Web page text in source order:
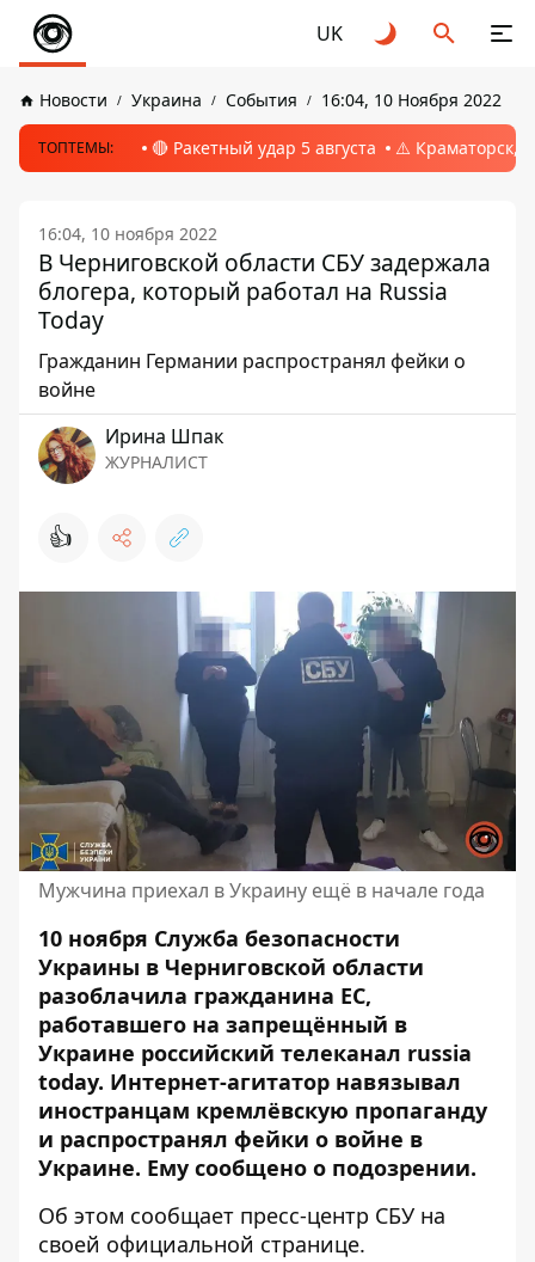
UK
Новости Украина События 16:04, 10 Ноября 2022
ТОПТЕМЫ: 🔴 Ракетный удар 5 августа ⚠️ Краматорск,
16:04, 10 ноября 2022
В Черниговской области СБУ задержала
блогера, который работал на Russia
Today
Гражданин Германии распространял фейки о
войне
Ирина Шпак
ЖУРНАЛИСТ
👍
Мужчина приехал в Украину ещё в начале года
10 ноября Служба безопасности
Украины в Черниговской области
разоблачила гражданина ЕС,
работавшего на запрещённый в
Украине российский телеканал russia
today. Интернет-агитатор навязывал
иностранцам кремлёвскую пропаганду
и распространял фейки о войне в
Украине. Ему сообщено о подозрении.
Об этом сообщает пресс-центр СБУ на
своей официальной странице.